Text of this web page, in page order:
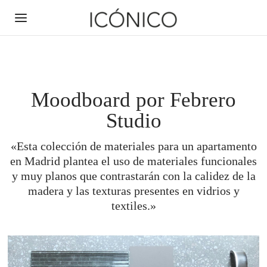
Moodboard por Febrero
Studio
«Esta colección de materiales para un apartamento
en Madrid plantea el uso de materiales funcionales
y muy planos que contrastarán con la calidez de la
madera y las texturas presentes en vidrios y
textiles.»
PRODUCTOS
GRIFERÍA
DESAGÜES
GRIFERÍA
Lavabo
Bañera
MECANISMOS
Palanca
Complementos
DESAGÜES
Lineales
Esquina
SANITARIOS
Platos de ducha
Lavabos
ACCESORIOS PARA BAÑO
Ayudas técnicas
Perchas
HERRAJES
Manillas para puertas
Manillas de autor
CERÁMICA CUSTOM
Cerámica mural
INSPIRACIÓN
NOVEDADES
CUESTIONARIOS
NOSOTROS
SOBRE NOSOTROS
COMPROMISO MEDIOAMBIENTAL